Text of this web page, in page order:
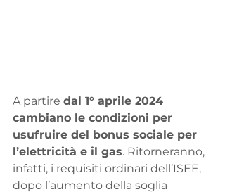
A partire dal 1° aprile 2024
cambiano le condizioni per
usufruire del bonus sociale per
l’elettricità e il gas. Ritorneranno,
infatti, i requisiti ordinari dell’ISEE,
dopo l’aumento della soglia